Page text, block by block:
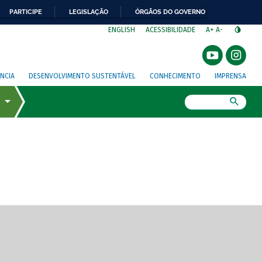
PARTICIPE LEGISLAÇÃO ÓRGÃOS DO GOVERNO
ENGLISH ACESSIBILIDADE A+ A-
DESENVOLVIMENTO SUSTENTÁVEL CONHECIMENTO IMPRENSA
de tela